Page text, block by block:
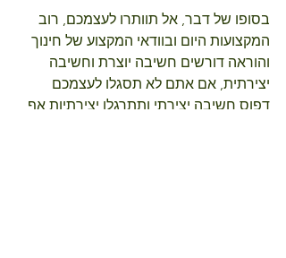
בסופו של דבר, אל תוותרו לעצמכם, רוב
המקצועות היום ובוודאי המקצוע של חינוך
והוראה דורשים חשיבה יוצרת וחשיבה
יצירתית, אם אתם לא תסגלו לעצמכם
דפוס חשיבה יצירתי ותתרגלו יצירתיות אף